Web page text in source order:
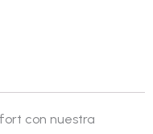
con nuestra